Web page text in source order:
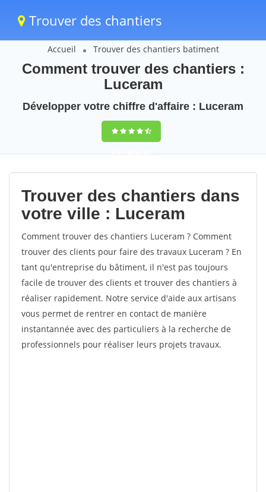
Trouver des chantiers
Accueil Trouver des chantiers batiment
Comment trouver des chantiers :
Luceram
Développer votre chiffre d'affaire : Luceram
9,5(100%)37
votes
Trouver des chantiers dans
votre ville : Luceram
Comment trouver des chantiers Luceram ? Comment
trouver des clients pour faire des travaux Luceram ? En
tant qu'entreprise du bâtiment, il n'est pas toujours
facile de trouver des clients et trouver des chantiers à
réaliser rapidement. Notre service d'aide aux artisans
vous permet de rentrer en contact de manière
instantannée avec des particuliers à la recherche de
professionnels pour réaliser leurs projets travaux.